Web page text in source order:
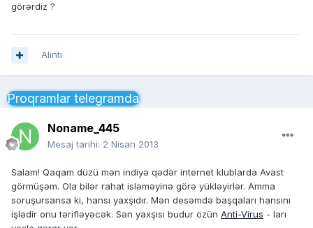
görərdiz ?
Alıntı
Proqramlar telegramda
Noname_445
Mesaj tarihi: 2 Nisan 2013
Salam! Qaqam düzü mən indiyə qədər internet klublarda Avast
görmüşəm. Ola bilər rahat isləməyinə görə yükləyirlər. Amma
soruşursansa ki, hansı yaxşıdır. Mən desəmdə başqaları hansını
işlədir onu tərifləyəcək. Sən yaxşısı budur özün Anti-Virus - ları